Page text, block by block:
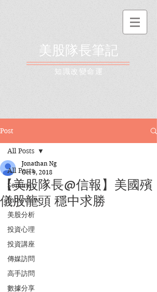
美股隊長筆記
​知識改變命運
Post
All Posts
Seminar
Interview
美股分析
投資心理
投資講座
傳媒訪問
高手訪問
數據分享
All Posts
【美股隊長@信報】美國殯
儀股龍頭 穩中求勝
Jonathan Ng
Oct 9, 2018